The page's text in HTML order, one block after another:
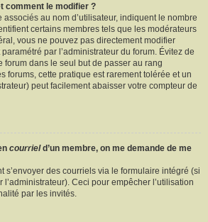
comment le modifier ?
au nom d’utilisateur, indiquent le nombre
certains membres tels que les modérateurs
vous ne pouvez pas directement modifier
paramétré par l’administrateur du forum. Évitez de
forum dans le seul but de passer au rang
forums, cette pratique est rarement tolérée et un
peut facilement abaisser votre compteur de
courrield’un membre, on me demande de me
s’envoyer des courriels via le formulaire intégré (si
Ceci pour empêcher l’utilisation
par les invités.